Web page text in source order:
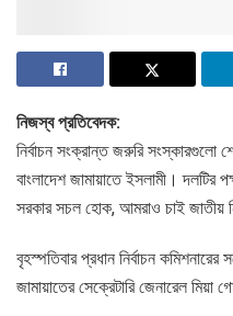
নিজস্ব প্রতিবেদক:
নির্বাচন সংক্রান্ত জরুরি সংস্কারগুলো
বাংলাদেশ জামায়াতে ইসলামী। দলটির
সরকার সচল হোক, আমরাও চাই জাতীয়
বৃহস্পতিবার প্রধান নির্বাচন
জামায়াতের সেক্রেটারি জেনারেল মিয়া